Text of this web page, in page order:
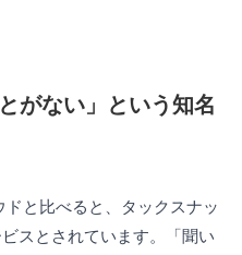
がない」という知名
と比べると、タックスナッ
スとされています。「聞い